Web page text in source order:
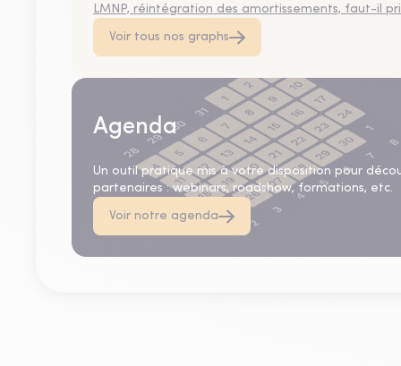
LMNP, réintégration des amortissements, faut-il
Voir tous nos graphs
Agenda
Un outil pratique mis à votre disposition pour
partenaires : webinars, roadshow, formations, etc.
Voir notre agenda